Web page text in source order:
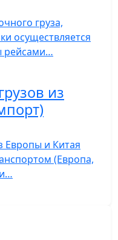
груза,
осуществляется
рейсами…
из
Европы и Китая
(Европа,